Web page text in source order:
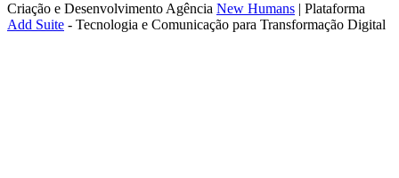
Criação e Desenvolvimento Agência New Humans | Plataforma
Add Suite - Tecnologia e Comunicação para Transformação Digital